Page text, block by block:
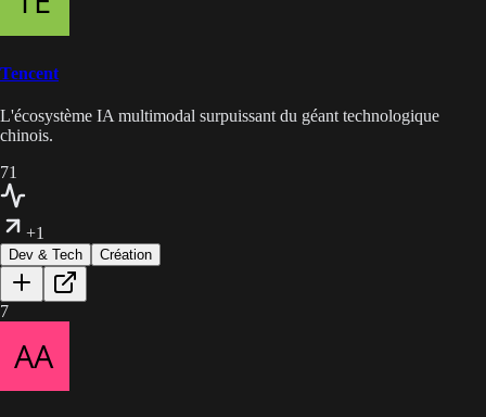
Tencent
L'écosystème IA multimodal surpuissant du géant technologique
chinois.
71
+1
Dev & Tech Création
7